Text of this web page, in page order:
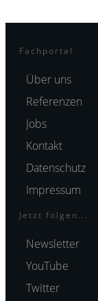
Fachportal
Über uns
Referenzen
Jobs
Kontakt
Datenschutz
Impressum
Jetzt folgen...
Newsletter
YouTube
Twitter